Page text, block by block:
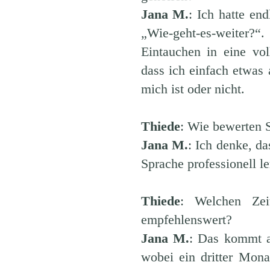
Jana M.: Ich hatte
„Wie-geht-es-
Eintauchen in eine
dass ich einfach etwas
mich ist oder nicht.
Thiede: Wie bewerten
Jana M.: Ich denke,
Sprache professionell
Thiede: Welchen
empfehlenswert?
Jana M.: Das kommt
wobei ein dritter